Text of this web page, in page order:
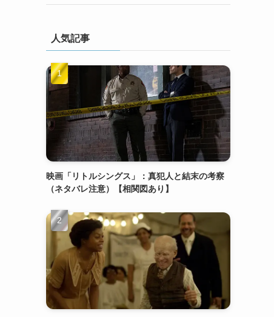
人気記事
映画「リトルシングス」：真犯人と結末の考察
（ネタバレ注意）【相関図あり】